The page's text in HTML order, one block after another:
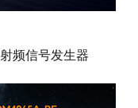
频信号发生器